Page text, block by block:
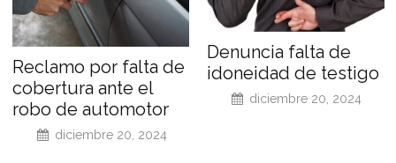
Reclamo por falta de
cobertura ante el
robo de automotor
diciembre 20, 2024
Denuncia falta de
idoneidad de testigo
diciembre 20, 2024